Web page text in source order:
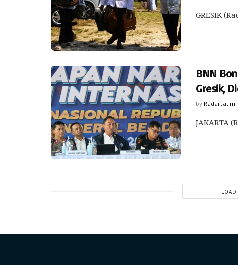
GRESIK
BNN
Gresik,
by Radar Jatim
JAKARTA
LOAD